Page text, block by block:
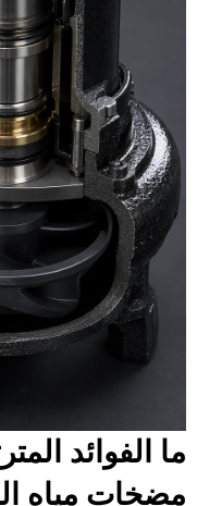
ما الفوائد
مضخات مياه